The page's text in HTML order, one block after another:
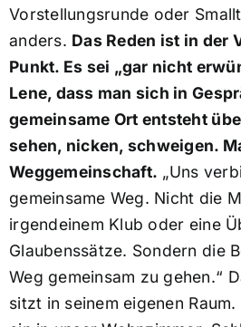
Vorstellungsrunde oder
anders. Das Reden ist in der
Punkt. Es sei „gar nicht
Lene, dass man sich in
gemeinsame Ort entsteht
sehen, nicken, schweigen.
Weggemeinschaft. „Uns
gemeinsame Weg. Nicht die
irgendeinem Klub oder eine
Glaubenssätze. Sondern die
Weg gemeinsam zu gehen.“
sitzt in seinem eigenen